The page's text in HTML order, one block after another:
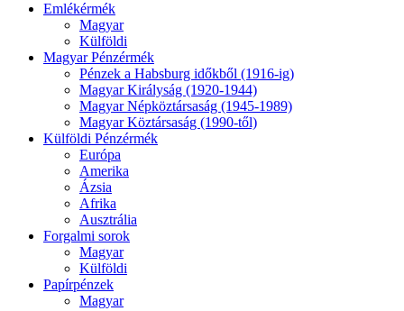
Emlékérmék
Magyar
Külföldi
Magyar Pénzérmék
Pénzek a Habsburg időkből (1916-ig)
Magyar Királyság (1920-1944)
Magyar Népköztársaság (1945-1989)
Magyar Köztársaság (1990-től)
Külföldi Pénzérmék
Európa
Amerika
Ázsia
Afrika
Ausztrália
Forgalmi sorok
Magyar
Külföldi
Papírpénzek
Magyar